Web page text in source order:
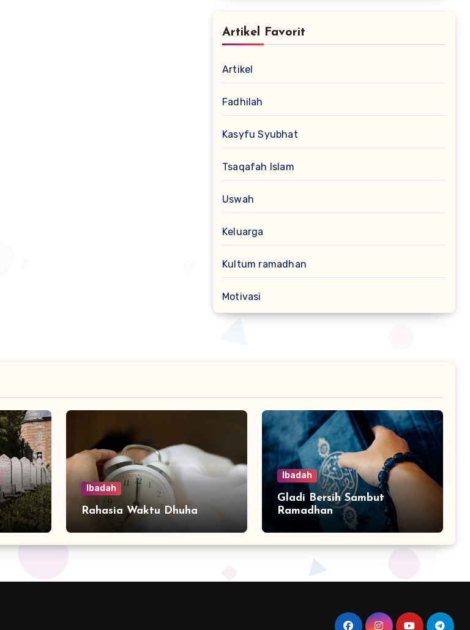
Artikel Favorit
Artikel
Fadhilah
Kasyfu Syubhat
Tsaqafah Islam
Uswah
Keluarga
Kultum ramadhan
Motivasi
Ibadah
Rahasia Waktu Dhuha
Ibadah
Gladi Bersih Sambut
Ramadhan